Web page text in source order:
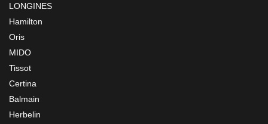
LONGINES
Hamilton
Oris
MIDO
Tissot
Certina
Balmain
Herbelin